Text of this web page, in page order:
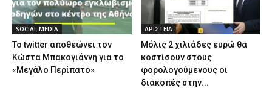
SOCIAL MEDIA
Το twitter αποθεώνει τον
Κώστα Μπακογιάννη για το
«Μεγάλο Περίπατο»
ΑΡΙΣΤΕΙΑ
Μόλις 2 χιλιάδες ευρώ θα
κοστίσουν στους
φορολογούμενους οι
διακοπές στην...